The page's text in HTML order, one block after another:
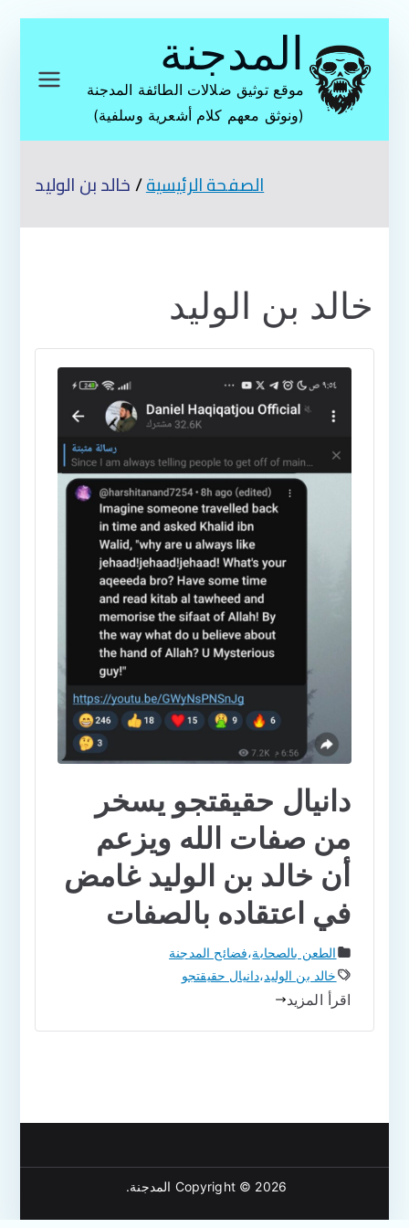
المحتوى
المدجنة
موقع توثيق ضلالات الطائفة المدجنة
(ونوثق معهم كلام أشعرية وسلفية)
الصفحة الرئيسية خالد بن الوليد
خالد بن الوليد
دانيال حقيقتجو يسخر
من صفات الله ويزعم
أن خالد بن الوليد غامض
في اعتقاده بالصفات
الطعن بالصحابة،فضائح المدجنة
خالد بن الوليد،دانيال حقيقتجو
اقرأ المزيد
Copyright © 2026 المدجنة.